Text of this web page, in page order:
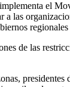
el
las
de las